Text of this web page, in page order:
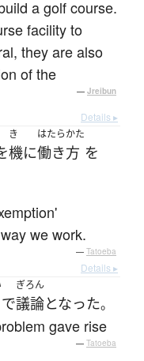
a golf course.
facility to
they are also
of the
— Jreibun
Details ▸
き
機に
はたら
働き
かた
方 を
we work.
— Tatoeba
Details ▸
で
ぎろん
議論となった。
gave rise
— Tatoeba